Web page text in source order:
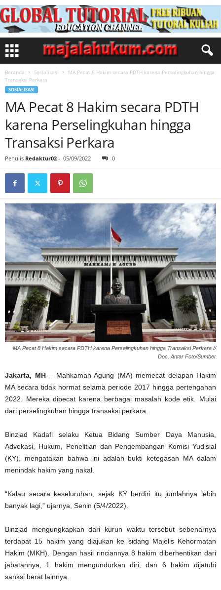
Beranda Sosialisasi
MA Pecat 8 Hakim secara PDTH karena Perselingkuhan hingga
Transaksi Perkara
SOSIALISASI
MA Pecat 8 Hakim secara PDTH
karena Perselingkuhan hingga
Transaksi Perkara
Penulis Redaktur02 - 05/09/2022 0
MA Pecat 8 Hakim secara PDTH karena Perselingkuhan hingga Transaksi Perkara //
Doc. Antar Foto/Sumber
Jakarta, MH– Mahkamah Agung (MA) memecat delapan Hakim
MA secara tidak hormat selama periode 2017 hingga pertengahan
2022. Mereka dipecat karena berbagai masalah kode etik. Mulai
dari perselingkuhan hingga transaksi perkara.
Binziad Kadafi selaku Ketua Bidang Sumber Daya Manusia,
Advokasi, Hukum, Penelitian dan Pengembangan Komisi Yudisial
(KY), mengatakan bahwa ini adalah bukti ketegasan MA dalam
menindak hakim yang nakal.
“Kalau secara keseluruhan, sejak KY berdiri itu jumlahnya lebih
banyak lagi,” ujarnya, Senin (5/4/2022).
Binziad mengungkapkan dari kurun waktu tersebut sebenarnya
terdapat 15 hakim yang diajukan ke sidang Majelis Kehormatan
Hakim (MKH). Dengan hasil rinciannya 8 hakim diberhentikan dari
jabatannya, 1 hakim mengundurkan diri, dan 6 hakim dijatuhi
sanksi berat lainnya.